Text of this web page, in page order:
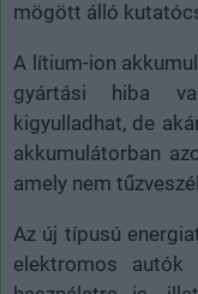
mögött álló
A lítium-ion
gyártási hiba
kigyulladhat, de
akkumulátorban
amely nem
Az új típusú
elektromos autók